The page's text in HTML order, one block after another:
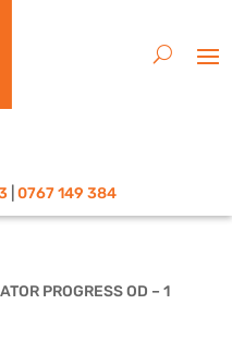
0767 149 384
PROGRESS OD – 1